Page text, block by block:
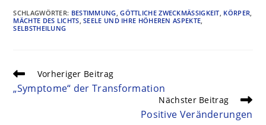
SCHLAGWÖRTER: BESTIMMUNG, GÖTTLICHE ZWECKMÄSSIGKEIT , KÖRPER,
MÄCHTE DES LICHTS, SEELE UND IHRE HÖHEREN ASPEKTE,
SELBSTHEILUNG
Vorheriger Beitrag
„Symptome“ der Transformation
Nächster Beitrag
Positive Veränderungen